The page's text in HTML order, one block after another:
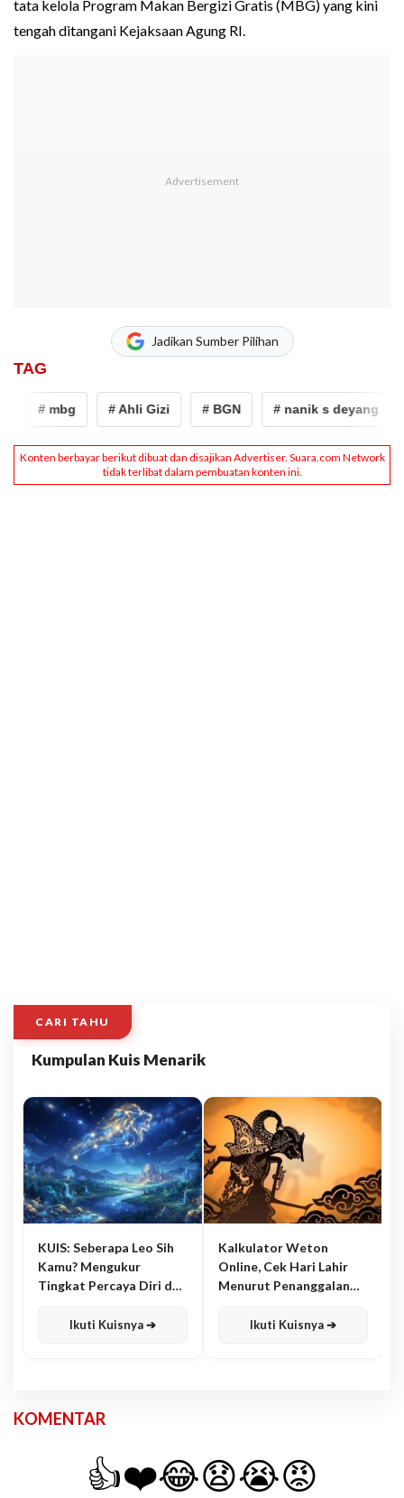
tata kelola Program Makan Bergizi Gratis (MBG) yang kini
tengah ditangani Kejaksaan Agung RI.
Jadikan Sumber Pilihan
TAG
# mbg # Ahli Gizi # BGN # nanik s deyang
CARI TAHU
Kumpulan Kuis Menarik
KUIS: Seberapa Leo Sih
Kamu? Mengukur
Tingkat Percaya Diri dan
Ikuti Kuisnya ➔
Kalkulator Weton
Online, Cek Hari Lahir
Menurut Penanggalan
Ikuti Kuisnya ➔
KOMENTAR
👍❤️😂😧😭😡